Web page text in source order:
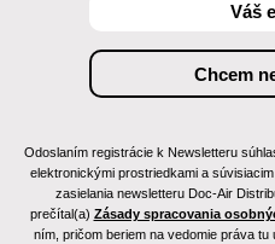
Odoslaním registrácie k Newsletteru
elektronickými prostriedkami a
zasielania newsletteru Doc-Air
prečítal(a) Zásady spracovania
ním, pričom beriem na vedomie práva